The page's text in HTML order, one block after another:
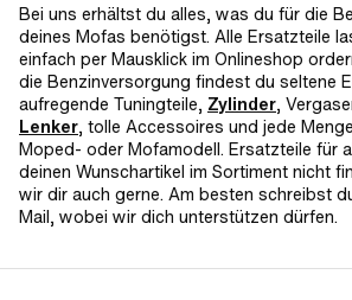
Bei uns erhältst du alles, was du für die
deines Mofas benötigst. Alle Ersatzteile
einfach per Mausklick im Onlineshop
die Benzinversorgung findest du seltene
aufregende Tuningteile, Zylinder,
Lenker, tolle Accessoires und jede
Moped- oder Mofamodell. Ersatzteile für
deinen Wunschartikel im Sortiment nicht
wir dir auch gerne. Am besten schreibst
Mail, wobei wir dich unterstützen dürfen.